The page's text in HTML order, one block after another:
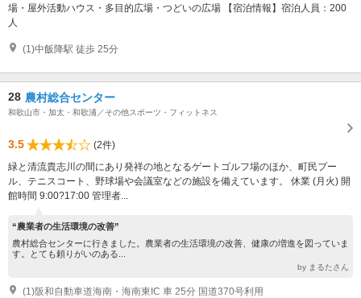
場・屋外活動ハウス・多目的広場・つどいの広場 【宿泊情報】宿泊人員：200
人
(1)中飯降駅 徒歩 25分
28 農村総合センター
和歌山市・加太・和歌浦／その他スポーツ・フィットネス
3.5
(2件)
緑と清流貴志川の間にあり発祥の地となるゲートゴルフ場のほか、町民プー
ル、テニスコート、野球場や会議室などの施設を備えています。 休業 (月火) 開
館時間 9:00?17:00 管理者...
“農業者の生活環境の改善”
農村総合センターに行きました。農業者の生活環境の改善、健康の増進を図っていま
す。とても頼りがいのある...
by まるたさん
(1)阪和自動車道海南・海南東IC 車 25分 国道370号利用